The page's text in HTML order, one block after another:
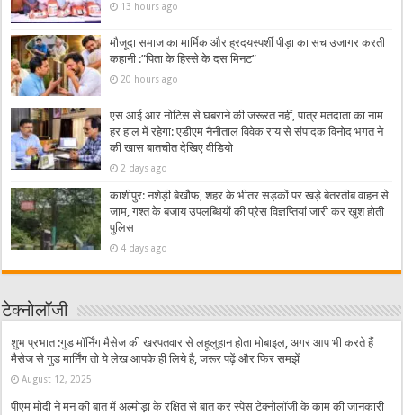
13 hours ago
मौजूदा समाज का मार्मिक और ह्रदयस्पर्शी पीड़ा का सच उजागर करती
कहानी :”पिता के हिस्से के दस मिनट”
20 hours ago
एस आई आर नोटिस से घबराने की जरूरत नहीं, पात्र मतदाता का नाम
हर हाल में रहेगा: एडीएम नैनीताल विवेक राय से संपादक विनोद भगत ने
की खास बातचीत देखिए वीडियो
2 days ago
काशीपुर: नशेड़ी बेखौफ, शहर के भीतर सड़कों पर खड़े बेतरतीब वाहन से
जाम, गश्त के बजाय उपलब्धियों की प्रेस विज्ञप्तियां जारी कर खुश होती
पुलिस
4 days ago
टेक्नोलॉजी
शुभ प्रभात :गुड मॉर्निंग मैसेज की खरपतवार से लहूलुहान होता मोबाइल, अगर आप भी करते हैं
मैसेज से गुड मार्निंग तो ये लेख आपके ही लिये है, जरूर पढ़ें और फिर समझें
August 12, 2025
पीएम मोदी ने मन की बात में अल्मोड़ा के रक्षित से बात कर स्पेस टेक्नोलॉजी के काम की जानकारी